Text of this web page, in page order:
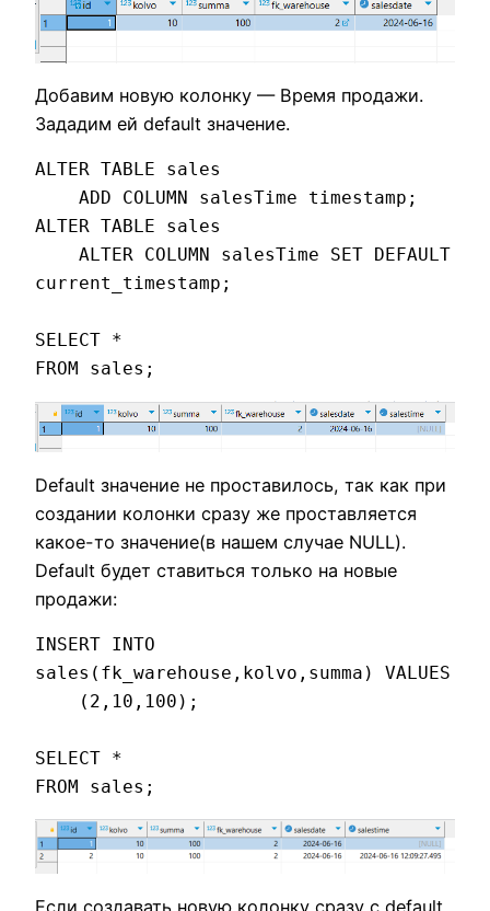
Добавим новую колонку — Время продажи.
Зададим ей default значение.
ALTER TABLE sales
ALTER TABLE sales
current_timestamp;
SELECT *
FROM sales;
Default значение не проставилось, так как при
создании колонки сразу же проставляется
какое-то значение(в нашем случае NULL).
Default будет ставиться только на новые
продажи:
INSERT INTO
sales(fk_warehouse,kolvo,summa) VALUES
SELECT *
FROM sales;
Если создавать новую колонку сразу с default